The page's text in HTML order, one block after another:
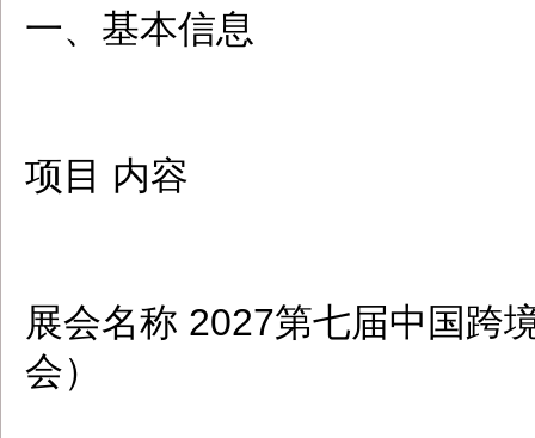
一、基本信息
项目 内容
展会名称 2027第七届中国跨
会）